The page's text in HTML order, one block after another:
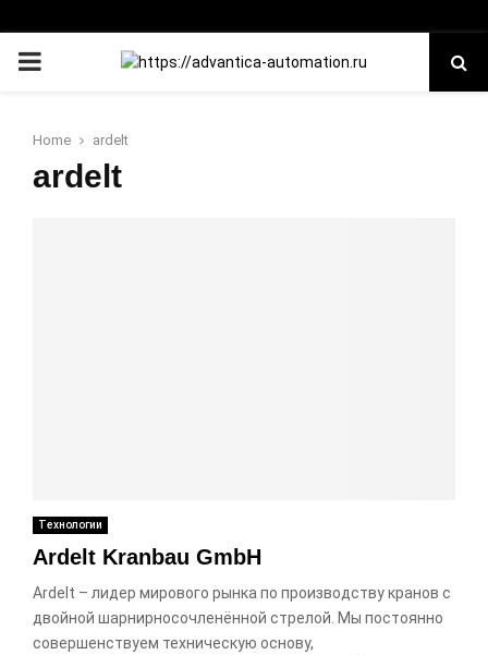
PRIMARY
Home ardelt
ardelt
Технологии
Ardelt Kranbau GmbH
Ardelt – лидер мирового рынка по производству кранов с
двойной шарнирносочленённой стрелой. Мы постоянно
совершенствуем техническую основу,